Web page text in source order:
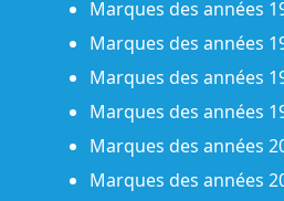
Marques des années
Marques des années
Marques des années
Marques des années
Marques des années
Marques des années